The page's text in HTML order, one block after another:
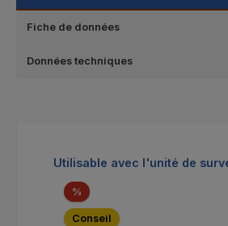
Fiche de données
Données techniques
Ignorer la galerie de produits
Utilisable avec l'unité de
%Réduction
Conseil